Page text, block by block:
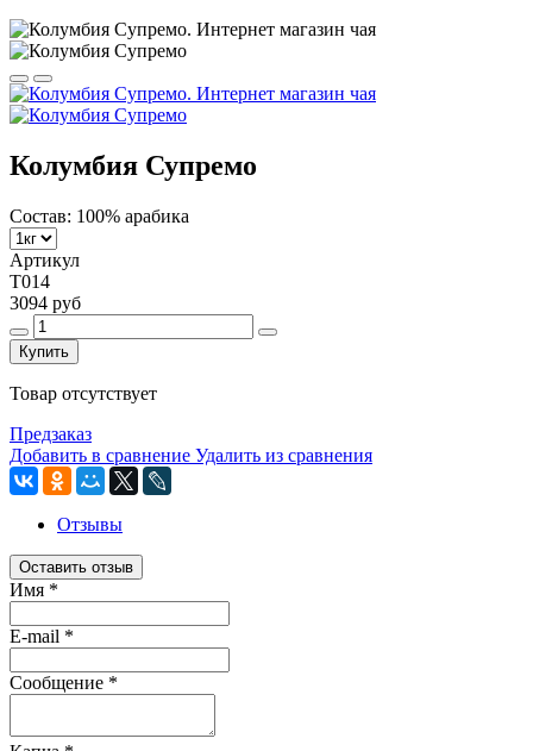
Колумбия Супремо
Состав: 100% арабика
Артикул
T014
3094 руб
Купить
Товар отсутствует
Предзаказ
Добавить в сравнение Удалить из сравнения
Отзывы
Оставить отзыв
Имя *
E-mail *
Сообщение *